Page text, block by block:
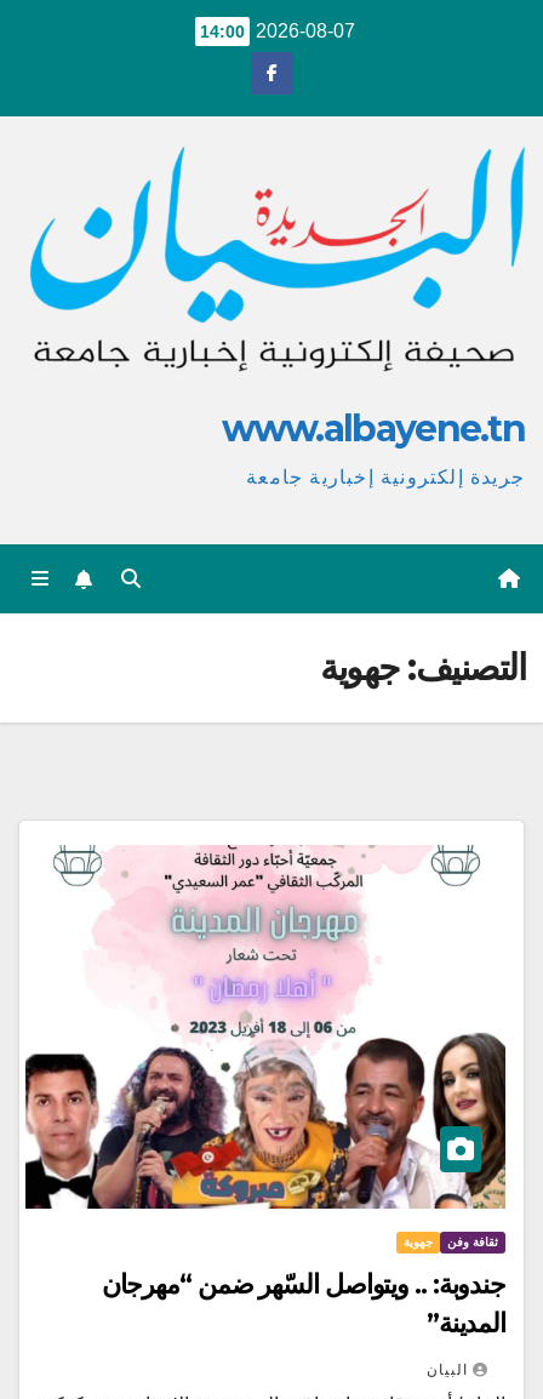
2026-08-07
14:00
www.albayene.tn
جريدة إلكترونية إخبارية جامعة
التصنيف:جهوية
ثقافة وفن جهوية
جندوبة: .. ويتواصل السّهر ضمن “مهرجان
المدينة”
البيان